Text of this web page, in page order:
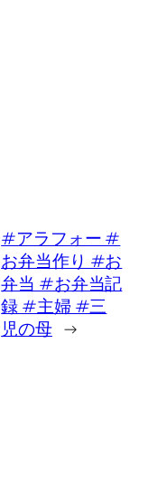
#アラフォー #
お弁当作り #お
弁当 #お弁当記
録 #主婦 #三
児の母 →